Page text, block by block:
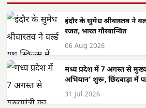
इंदौर के सुमेध श्रीवास्तव ने
रजत, भारत गौरवान्वित
06 Aug 2026
मध्य प्रदेश में 7 अगस्त से
अभियान’ शुरू, छिंदवाड़ा में
31 Jul 2026